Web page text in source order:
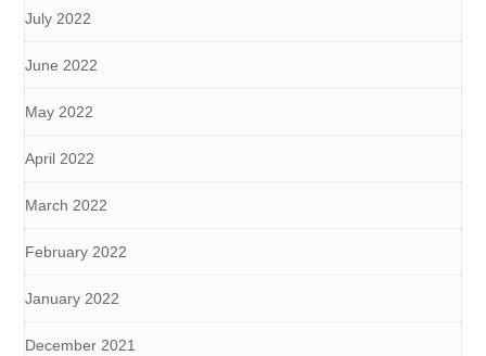
July 2022
June 2022
May 2022
April 2022
March 2022
February 2022
January 2022
December 2021